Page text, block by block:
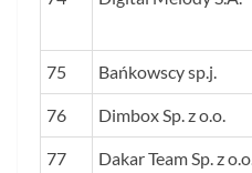
75 Bańkowscy sp.j.
76 Dimbox Sp. z o.o.
77 Dakar Team Sp. z o.o.